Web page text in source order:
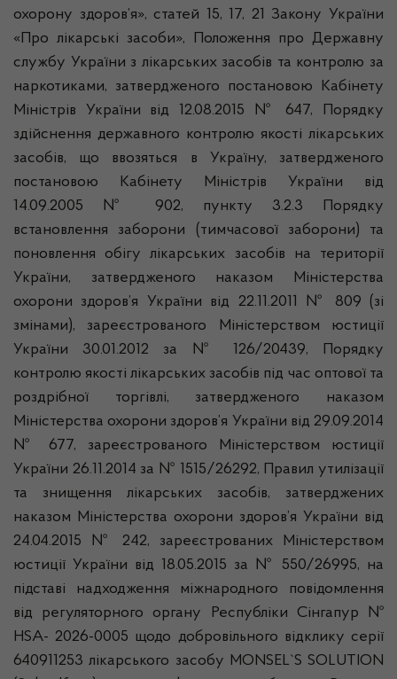
охорону здоров’я», статей 15, 17, 21 Закону України
«Про лікарські засоби», Положення про Державну
службу України з лікарських засобів та контролю за
наркотиками, затвердженого постановою Кабінету
Міністрів України від 12.08.2015 № 647, Порядку
здійснення державного контролю якості лікарських
засобів, що ввозяться в Україну, затвердженого
постановою Кабінету Міністрів України від
14.09.2005 № 902, пункту 3.2.3 Порядку
встановлення заборони (тимчасової заборони) та
поновлення обігу лікарських засобів на території
України, затвердженого наказом Міністерства
охорони здоров’я України від 22.11.2011 № 809 (зі
змінами), зареєстрованого Міністерством юстиції
України 30.01.2012 за № 126/20439, Порядку
контролю якості лікарських засобів під час оптової та
роздрібної торгівлі, затвердженого наказом
Міністерства охорони здоров’я України від 29.09.2014
№ 677, зареєстрованого Міністерством юстиції
України 26.11.2014 за № 1515/26292, Правил утилізації
та знищення лікарських засобів, затверджених
наказом Міністерства охорони здоров’я України від
24.04.2015 № 242, зареєстрованих Міністерством
юстиції України від 18.05.2015 за № 550/26995, на
підставі надходження міжнародного повідомлення
від регуляторного органу Республіки Сінгапур №
HSA- 2026-0005 щодо добровільного відклику серії
640911253 лікарського засобу MONSEL`S SOLUTION